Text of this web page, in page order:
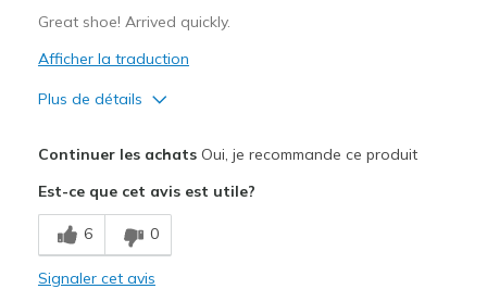
Great shoe! Arrived quickly.
Afficher la traduction
Plus de détails
Breathe Well
Comfortable
Continuer les achatsOui, je recommande ce produit
Est-ce que cet avis est utile?
6 0
Signaler cet avis